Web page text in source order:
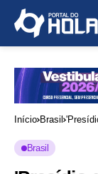
Início Brasil
Brasil